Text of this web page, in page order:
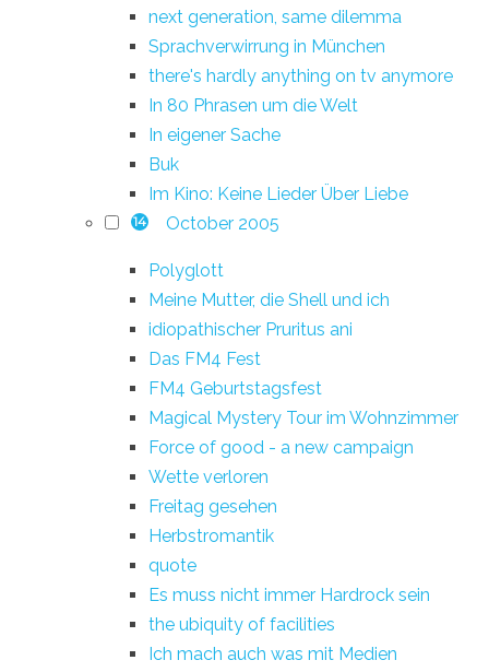
next generation, same dilemma
Sprachverwirrung in München
there's hardly anything on tv anymore
In 80 Phrasen um die Welt
In eigener Sache
Buk
Im Kino: Keine Lieder Über Liebe
14 October 2005
Polyglott
Meine Mutter, die Shell und ich
idiopathischer Pruritus ani
Das FM4 Fest
FM4 Geburtstagsfest
Magical Mystery Tour im Wohnzimmer
Force of good - a new campaign
Wette verloren
Freitag gesehen
Herbstromantik
quote
Es muss nicht immer Hardrock sein
the ubiquity of facilities
Ich mach auch was mit Medien